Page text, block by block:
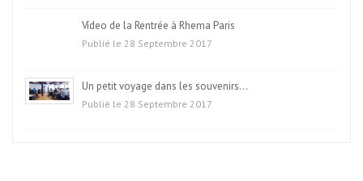
Vídeo de la Rentrée à Rhema Paris
Publié le 28 Septembre 2017
Un petit voyage dans les souvenirs…
Publié le 28 Septembre 2017